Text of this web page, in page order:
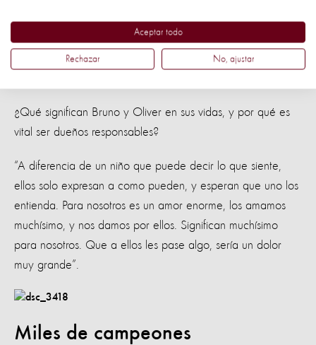
paciente. Y Oliver, que apenas lo tenemos hace 22 días,
ha sido un poquito más difícil enseñarle algunas cosas, pues
son más testarudos, pero solo hay que tenerle un poco de
¿Qué significan Bruno y Oliver en sus vidas, y por qué es
vital ser dueños responsables?
“A diferencia de un niño que puede decir lo que siente,
ellos solo expresan a como pueden, y esperan que uno los
entienda. Para nosotros es un amor enorme, los amamos
muchísimo, y nos damos por ellos. Significan muchísimo
para nosotros. Que a ellos les pase algo, sería un dolor
muy grande”.
Miles de campeones
Aceptar todo
Rechazar No, ajustar